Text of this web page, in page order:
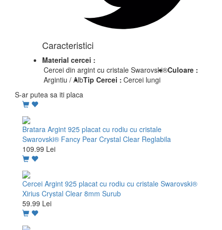
Caracteristici
Material cercei :
Cercei din argint cu cristale Swarovski®Culoare :
Argintiu / AlbTip Cercei : Cercei lungi
S-ar putea sa iti placa
Bratara Argint 925 placat cu rodiu cu cristale
Swarovski® Fancy Pear Crystal Clear Reglabila
109.99 Lei
Cercei Argint 925 placat cu rodiu cu cristale Swarovski®
Xirius Crystal Clear 8mm Surub
59.99 Lei